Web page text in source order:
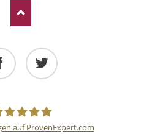
auf ProvenExpert.com